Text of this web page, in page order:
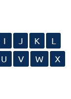
I J K
L
U V W
X